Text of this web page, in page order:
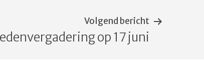
Volgend bericht
op 17 juni